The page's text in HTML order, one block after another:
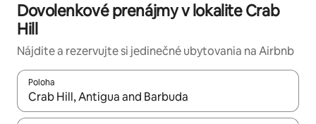
Dovolenkové prenájmy v lokalite Crab
Hill
Nájdite a rezervujte si jedinečné ubytovania na Airbnb
Poloha
Keď budú výsledky k dispozícii, môžete si ich prechádzať